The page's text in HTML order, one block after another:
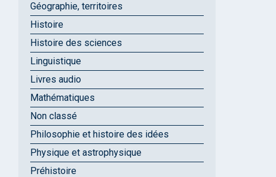
Géographie, territoires
Histoire
Histoire des sciences
Linguistique
Livres audio
Mathématiques
Non classé
Philosophie et histoire des idées
Physique et astrophysique
Préhistoire